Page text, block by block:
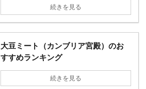
続きを見る
大豆ミート（カンブリア宮殿）のお
すすめランキング
続きを見る